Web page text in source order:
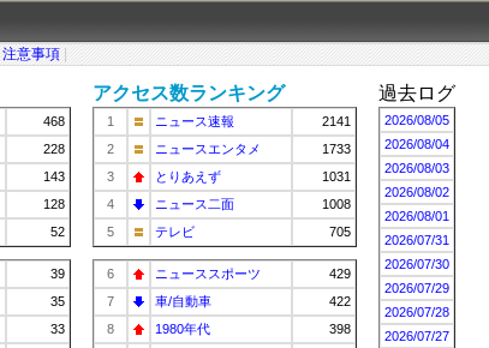
注意事項
468
228
143
128
52
39
35
33
アクセス数ランキング
1 ニュース速報
2141
2
ニュースエンタメ
1733
3
とりあえず
1031
4
ニュース二面
1008
5
テレビ 705
6 ニューススポーツ
429
7
車/自動車
422
8
1980年代
398
過去ログ
2026/08/05
2026/08/04
2026/08/03
2026/08/02
2026/08/01
2026/07/31
2026/07/30
2026/07/29
2026/07/28
2026/07/27